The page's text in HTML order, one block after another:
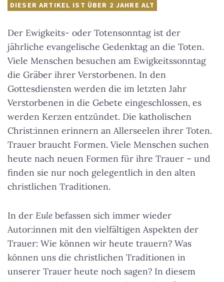
DIESER ARTIKEL IST ÜBER 2 JAHRE ALT
Der Ewigkeits- oder Totensonntag ist der
jährliche evangelische Gedenktag an die Toten.
Viele Menschen besuchen am Ewigkeitssonntag
die Gräber ihrer Verstorbenen. In den
Gottesdiensten werden die im letzten Jahr
Verstorbenen in die Gebete eingeschlossen, es
werden Kerzen entzündet. Die katholischen
Christ:innen erinnern an Allerseelen ihrer Toten.
Trauer braucht Formen. Viele Menschen suchen
heute nach neuen Formen für ihre Trauer – und
finden sie nur noch gelegentlich in den alten
christlichen Traditionen.
In der Eule befassen sich immer wieder
Autor:innen mit den vielfältigen Aspekten der
Trauer: Wie können wir heute trauern? Was
können uns die christlichen Traditionen in
unserer Trauer heute noch sagen? In diesem